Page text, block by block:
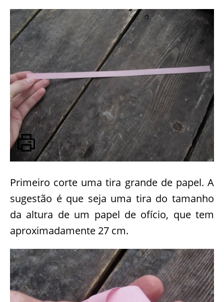
Primeiro corte uma tira grande de papel. A
sugestão é que seja uma tira do tamanho
da altura de um papel de ofício, que tem
aproximadamente 27 cm.